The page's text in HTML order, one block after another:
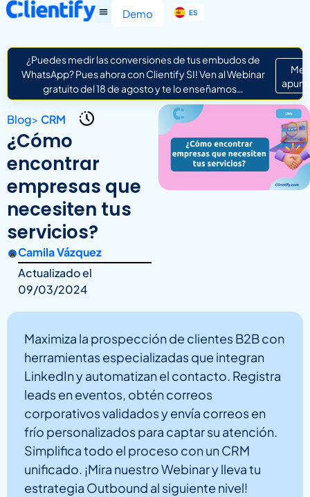
Demo ES
IT
¿Puedes medir las conversiones de tus embudos de
WhatsApp? Pues ahora con Clientify SI! Ven al Webinar
gratuito del 18 de agosto y te lo enseñamos…
Me
Blog> CRM
¿Cómo
encontrar
empresas que
necesiten tus
servicios?
Camila Vázquez
Actualizado el
09/03/2024
Maximiza la prospección de clientes B2B con
herramientas especializadas que integran
LinkedIn y automatizan el contacto. Registra
leads en eventos, obtén correos
corporativos validados y envía correos en
frío personalizados para captar su atención.
Simplifica todo el proceso con un CRM
unificado. ¡Mira nuestro Webinar y lleva tu
estrategia Outbound al siguiente nivel!